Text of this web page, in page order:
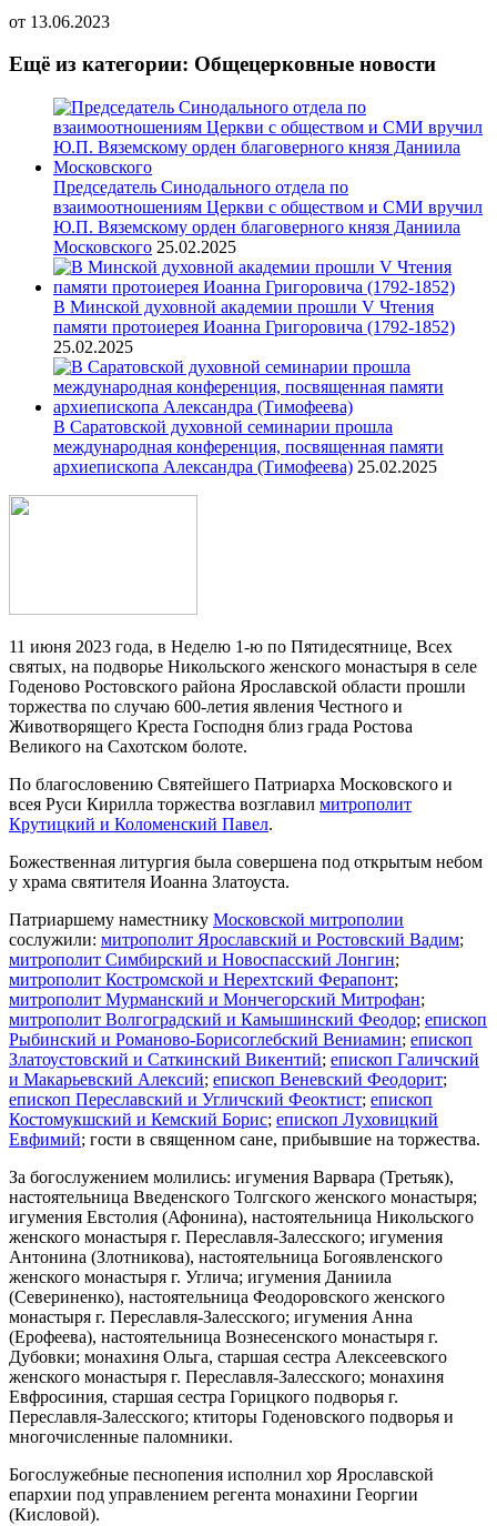
от 13.06.2023
Ещё из категории: Общецерковные новости
Председатель Синодального отдела по
взаимоотношениям Церкви с обществом и СМИ вручил
Ю.П. Вяземскому орден благоверного князя Даниила
Московского 25.02.2025
В Минской духовной академии прошли V Чтения
памяти протоиерея Иоанна Григоровича (1792-1852)
25.02.2025
В Саратовской духовной семинарии прошла
международная конференция, посвященная памяти
архиепископа Александра (Тимофеева) 25.02.2025
11 июня 2023 года, в Неделю 1-ю по Пятидесятнице, Всех
святых, на подворье Никольского женского монастыря в селе
Годеново Ростовского района Ярославской области прошли
торжества по случаю 600-летия явления Честного и
Животворящего Креста Господня близ града Ростова
Великого на Сахотском болоте.
По благословению Святейшего Патриарха Московского и
всея Руси Кирилла торжества возглавил митрополит
Крутицкий и Коломенский Павел.
Божественная литургия была совершена под открытым небом
у храма святителя Иоанна Златоуста.
Патриаршему наместнику Московской митрополии
сослужили: митрополит Ярославский и Ростовский Вадим;
митрополит Симбирский и Новоспасский Лонгин;
митрополит Костромской и Нерехтский Ферапонт;
митрополит Мурманский и Мончегорский Митрофан;
митрополит Волгоградский и Камышинский Феодор; епископ
Рыбинский и Романово-Борисоглебский Вениамин; епископ
Златоустовский и Саткинский Викентий; епископ Галичский
и Макарьевский Алексий; епископ Веневский Феодорит;
епископ Переславский и Угличский Феоктист; епископ
Костомукшский и Кемский Борис; епископ Луховицкий
Евфимий; гости в священном сане, прибывшие на торжества.
За богослужением молились: игумения Варвара (Третьяк),
настоятельница Введенского Толгского женского монастыря;
игумения Евстолия (Афонина), настоятельница Никольского
женского монастыря г. Переславля-Залесского; игумения
Антонина (Злотникова), настоятельница Богоявленского
женского монастыря г. Углича; игумения Даниила
(Севериненко), настоятельница Феодоровского женского
монастыря г. Переславля-Залесского; игумения Анна
(Ерофеева), настоятельница Вознесенского монастыря г.
Дубовки; монахиня Ольга, старшая сестра Алексеевского
женского монастыря г. Переславля-Залесского; монахиня
Евфросиния, старшая сестра Горицкого подворья г.
Переславля-Залесского; ктиторы Годеновского подворья и
многочисленные паломники.
Богослужебные песнопения исполнил хор Ярославской
епархии под управлением регента монахини Георгии
(Кисловой).